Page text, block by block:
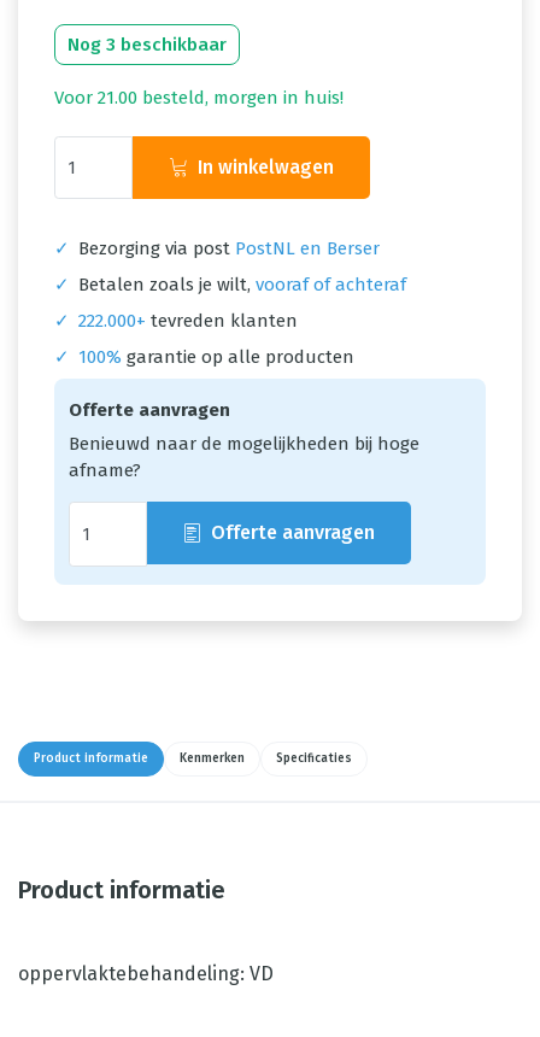
Nog 3 beschikbaar
Voor 21.00 besteld, morgen in huis!
In winkelwagen
✓ Bezorging via post PostNL en Berser
✓
Betalen zoals je wilt, vooraf of achteraf
✓ 222.000+ tevreden klanten
✓
100% garantie op alle producten
Offerte aanvragen
Benieuwd naar de mogelijkheden bij hoge
afname?
Offerte aanvragen
Product informatie Kenmerken Specificaties
Product informatie
oppervlaktebehandeling: VD